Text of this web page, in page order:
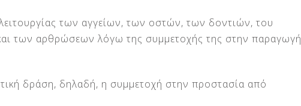
των αγγείων, των οστών, των δοντιών, του
των αρθρώσεων λόγω της συμμετοχής της στην παραγωγή
δράση, δηλαδή, η συμμετοχή στην προστασία από